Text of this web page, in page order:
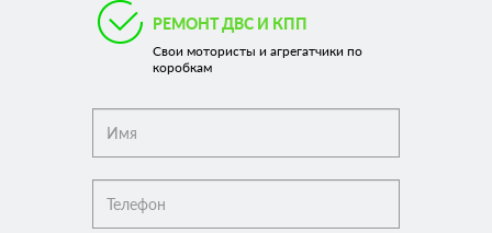
РЕМОНТ ДВС И КПП
Свои мотористы и агрегатчики по
коробкам